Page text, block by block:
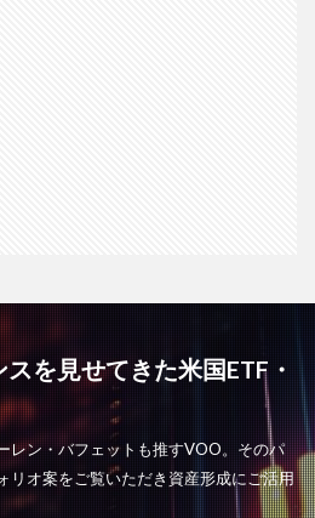
を見せてきた米国ETF・
レン・バフェットも推すVOO。そのパ
リオ案をご覧いただき資産形成にご活用